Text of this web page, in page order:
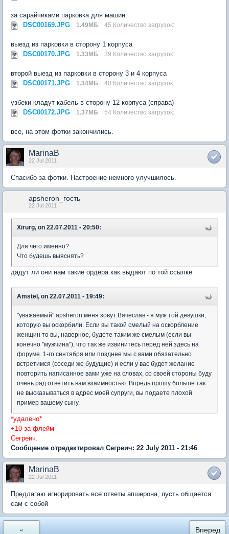
за сарайчиками парковка для машин
DSC00169.JPG
1.49МБ 45 Количество загрузок:
выезд из парковки в сторону 1 корпуса
DSC00170.JPG
1.33МБ 39 Количество загрузок:
второй выезд из парковки в сторону 3 и 4 корпуса
DSC00171.JPG
1.34МБ 40 Количество загрузок:
узбеки кладут кабель в сторону 12 корпуса (справа)
DSC00172.JPG
1.37МБ 54 Количество загрузок:
все, на этом фотки закончились.
MarinaB
22 Jul 2011
Спасибо за фотки. Настроение немного улучшилось.
apsheron_гость
22 Jul 2011
Xirurg, on 22.07.2011 - 20:50:
Для чего именно?
Что будешь выяснять?
дадут ли они нам такие ордера как выдают по той ссылке
Amstel, on 22.07.2011 - 19:49:
"уважаемый" apsheron меня зовут Вячеслав - я муж той девушки,
которую вы оскорбили. Если вы такой смелый на оскорбление
женщин то вы, наверное, будете таким же смелым (если вы
конечно "мужчина"), что так же извинитесь перед ней здесь на
форуме. 1-го сентября или позднее мы с вами обязательно
встретимся (соседи же будущие) и если у вас будет желание
повторить написанное вами уже на словах, со своей стороны буду
очень рад ответить вам взаимностью. Впредь прошу больше так
не высказываться в адрес моей супруги, вы подаете плохой
пример вашему сыну.
*удалено*
+10 за флейм
Сегреич.
Сообщение отредактировал Сегреич: 22 July 2011 - 21:46
MarinaB
22 Jul 2011
Предлагаю игнорировать все ответы апшерона, пусть общается
сам с собой
«
Вперед